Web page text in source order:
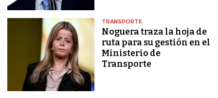
TRANSPORTE
Noguera traza la hoja de
ruta para su gestión en el
Ministerio de
Transporte